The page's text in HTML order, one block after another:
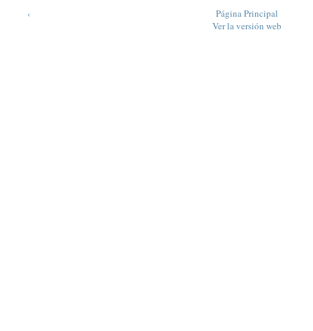
‹
Página Principal
Ver la versión web